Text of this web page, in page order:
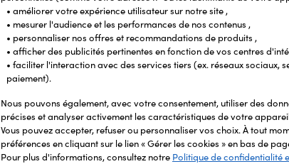
Vous avez déja
• améliorer votre expérience utilisateur sur notre site ,
• mesurer l'audience et les performances de nos contenus ,
• personnaliser nos offres et recommandations de produits ,
• afficher des publicités pertinentes en fonction de vos centres
• faciliter l'interaction avec des services tiers (ex. réseaux sociaux,
paiement).
Nous pouvons également, avec votre consentement, utiliser des
précises et analyser activement les caractéristiques de votre
Vous pouvez accepter, refuser ou personnaliser vos choix. À tout
préférences en cliquant sur le lien « Gérer les cookies » en bas de
Pour plus d'informations, consultez notre Politique de confidentialité